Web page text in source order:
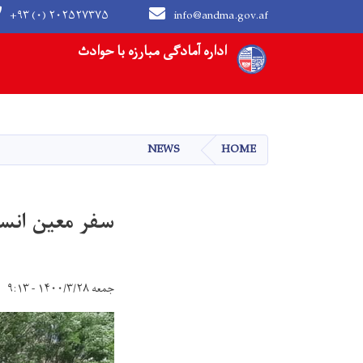
اداره آمادگی مبارزه با حوادث
info@andma.gov.af +۹۳ (۰) ۲۰۲۵۲۷۳۷۵
Main navigation
HOME
NEWS
سفر معین
جمعه ۱۴۰۰/۳/۲۸ - ۹:۱۳